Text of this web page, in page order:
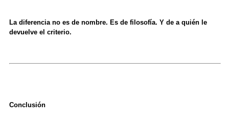
La diferencia no es de nombre. Es de filosofía. Y de a quién le
devuelve el criterio.
Conclusión